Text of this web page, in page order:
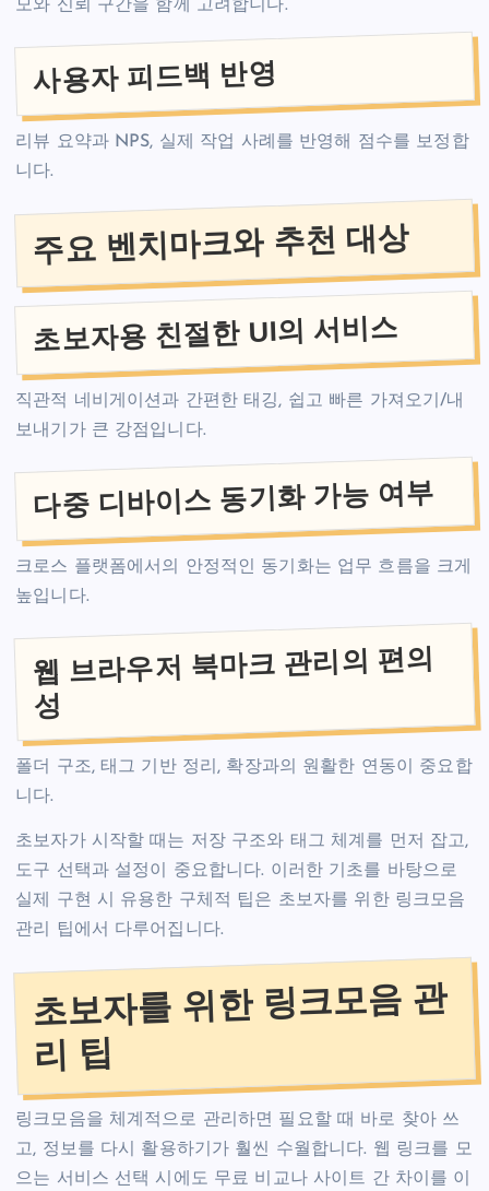
모와 신뢰 구간을 함께 고려합니다.
사용자 피드백 반영
리뷰 요약과 NPS, 실제 작업 사례를 반영해 점수를 보정합
니다.
주요 벤치마크와 추천 대상
초보자용 친절한 UI의 서비스
직관적 네비게이션과 간편한 태깅, 쉽고 빠른 가져오기/내
보내기가 큰 강점입니다.
다중 디바이스 동기화 가능 여부
크로스 플랫폼에서의 안정적인 동기화는 업무 흐름을 크게
높입니다.
웹 브라우저 북마크 관리의 편의
성
폴더 구조, 태그 기반 정리, 확장과의 원활한 연동이 중요합
니다.
초보자가 시작할 때는 저장 구조와 태그 체계를 먼저 잡고,
도구 선택과 설정이 중요합니다. 이러한 기초를 바탕으로
실제 구현 시 유용한 구체적 팁은 초보자를 위한 링크모음
관리 팁에서 다루어집니다.
초보자를 위한 링크모음 관
리 팁
링크모음을 체계적으로 관리하면 필요할 때 바로 찾아 쓰
고, 정보를 다시 활용하기가 훨씬 수월합니다. 웹 링크를 모
으는 서비스 선택 시에도 무료 비교나 사이트 간 차이를 이